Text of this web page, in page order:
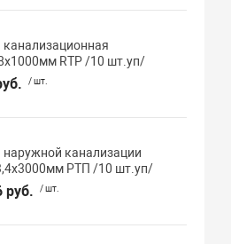
канализационная
RTP /10 шт.уп/
/ шт.
наружной канализации
РТП /10 шт.уп/
руб. / шт.